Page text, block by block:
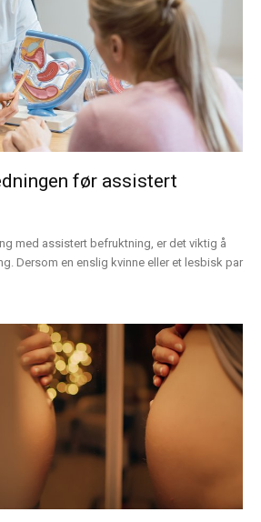
før assistert
med assistert befruktning, er det viktig å
Dersom en enslig kvinne eller et lesbisk par